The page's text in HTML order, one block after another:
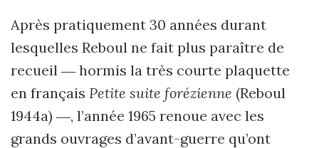
Après pratiquement 30 années durant
lesquelles Reboul ne fait plus paraître de
recueil ― hormis la très courte plaquette
en français Petite suite forézienne (Reboul
1944a) ―, l’année 1965 renoue avec les
grands ouvrages d’avant-guerre qu’ont